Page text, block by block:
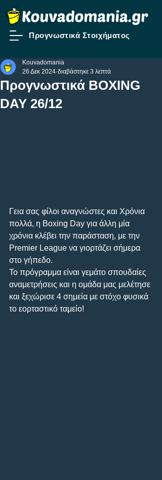
Προγνωστικά Στοιχήματος
Προγνωστικά BOXING
DAY 26/12
Kouvadomania
26 Δεκ 2024 διαβάστηκε 3 λεπτά
Γεια σας φίλοι αναγνώστες και Χρόνια
πολλά, η Boxing Day για άλλη μία
χρόνια κλέβει την παράσταση, με την
Premier League να γιορτάζει σήμερα
στο γήπεδο.
Το πρόγραμμα είναι γεμάτο σπουδαίες
αναμετρήσεις και η ομάδα μας μελέτησε
και ξεχώρισε 4 σημεία με στόχο φυσικά
το εορταστικό ταμείο!